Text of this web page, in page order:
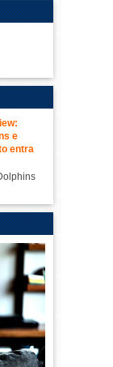
e
entra